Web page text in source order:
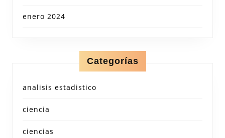
enero 2024
Categorías
analisis estadistico
ciencia
ciencias